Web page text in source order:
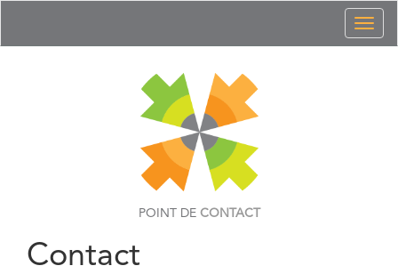
POINT DE CONTACT
Contact